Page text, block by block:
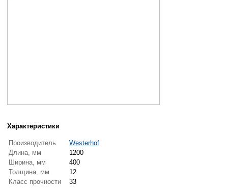
Характеристики
Производитель
Westerhof
Длина, мм
1200
Ширина, мм
400
Толщина, мм
12
Класс прочности
33